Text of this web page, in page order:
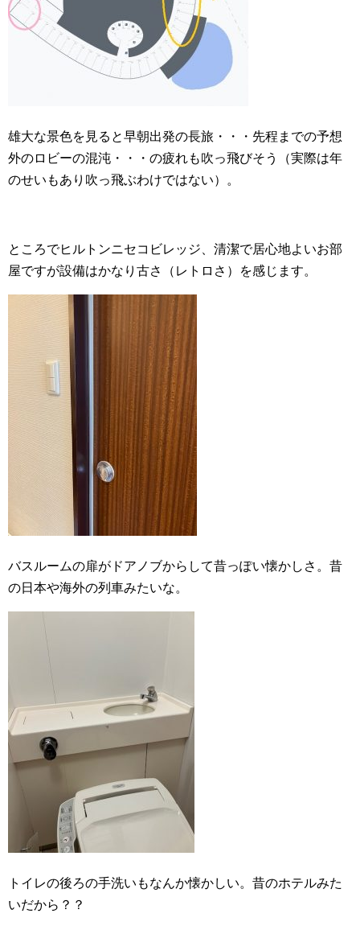
雄大な景色を見ると早朝出発の長旅・・・先程までの予想
外のロビーの混沌・・・の疲れも吹っ飛びそう（実際は年
のせいもあり吹っ飛ぶわけではない）。
ところでヒルトンニセコビレッジ、清潔で居心地よいお部
屋ですが設備はかなり古さ（レトロさ）を感じます。
バスルームの扉がドアノブからして昔っぽい懐かしさ。昔
の日本や海外の列車みたいな。
トイレの後ろの手洗いもなんか懐かしい。昔のホテルみた
いだから？？